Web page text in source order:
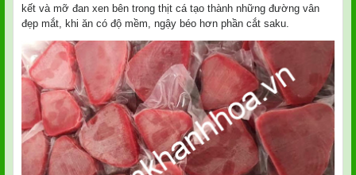
kết và mỡ đan xen bên trong thịt cá tạo thành những đường vân
đẹp mắt, khi ăn có độ mềm, ngậy béo hơn phần cắt saku.